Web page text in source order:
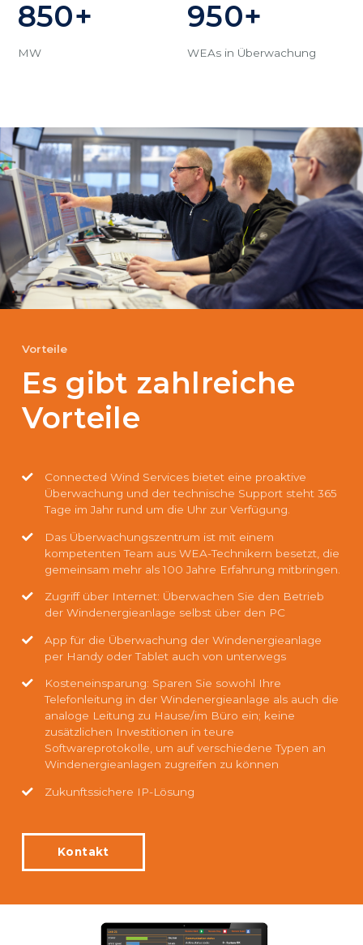
850+
MW
950+
WEAs in Überwachung
Vorteile
Es gibt zahlreiche
Vorteile
Connected Wind Services bietet eine proaktive
Überwachung und der technische Support steht 365
Tage im Jahr rund um die Uhr zur Verfügung.
Das Überwachungszentrum ist mit einem
kompetenten Team aus WEA-Technikern besetzt, die
gemeinsam mehr als 100 Jahre Erfahrung mitbringen.
Zugriff über Internet: Überwachen Sie den Betrieb
der Windenergieanlage selbst über den PC
App für die Überwachung der Windenergieanlage
per Handy oder Tablet auch von unterwegs
Kosteneinsparung: Sparen Sie sowohl Ihre
Telefonleitung in der Windenergieanlage als auch die
analoge Leitung zu Hause/im Büro ein; keine
zusätzlichen Investitionen in teure
Softwareprotokolle, um auf verschiedene Typen an
Windenergieanlagen zugreifen zu können
Zukunftssichere IP-Lösung
Kontakt